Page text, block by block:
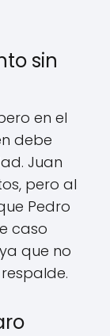
sin
en el
debe
Juan
pero al
Pedro
caso
que no